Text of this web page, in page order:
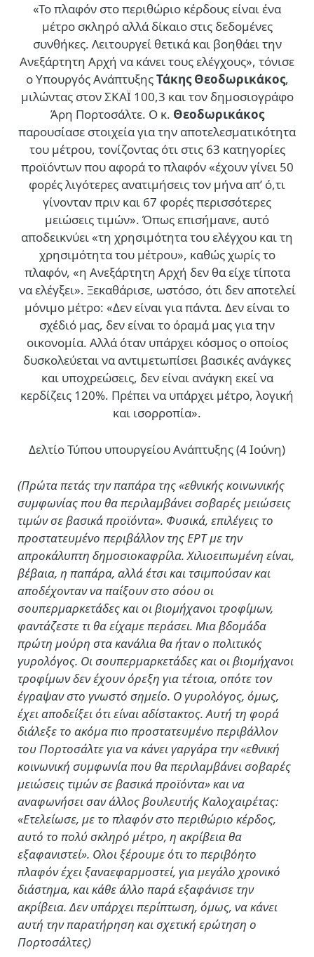
«Το πλαφόν στο περιθώριο κέρδους είναι ένα
μέτρο σκληρό αλλά δίκαιο στις δεδομένες
συνθήκες. Λειτουργεί θετικά και βοηθάει την
Ανεξάρτητη Αρχή να κάνει τους ελέγχους», τόνισε
ο Υπουργός ΑνάπτυξηςΤάκης Θεοδωρικάκος,
μιλώντας στον ΣΚΑΪ 100,3 και τον δημοσιογράφο
Άρη Πορτοσάλτε. Ο κ. Θεοδωρικάκος
παρουσίασε στοιχεία για την αποτελεσματικότητα
του μέτρου, τονίζοντας ότι στις 63 κατηγορίες
προϊόντων που αφορά το πλαφόν «έχουν γίνει 50
φορές λιγότερες ανατιμήσεις τον μήνα απ’ ό,τι
γίνονταν πριν και 67 φορές περισσότερες
μειώσεις τιμών». Όπως επισήμανε, αυτό
αποδεικνύει «τη χρησιμότητα του ελέγχου και τη
χρησιμότητα του μέτρου», καθώς χωρίς το
πλαφόν, «η Ανεξάρτητη Αρχή δεν θα είχε τίποτα
να ελέγξει». Ξεκαθάρισε, ωστόσο, ότι δεν αποτελεί
μόνιμο μέτρο: «Δεν είναι για πάντα. Δεν είναι το
σχέδιό μας, δεν είναι το όραμά μας για την
οικονομία. Αλλά όταν υπάρχει κόσμος ο οποίος
δυσκολεύεται να αντιμετωπίσει βασικές ανάγκες
και υποχρεώσεις, δεν είναι ανάγκη εκεί να
κερδίζεις 120%. Πρέπει να υπάρχει μέτρο, λογική
και ισορροπία».
Δελτίο Τύπου υπουργείου Ανάπτυξης (4 Ιούνη)
(Πρώτα πετάς την παπάρα της «εθνικής κοινωνικής
συμφωνίας που θα περιλαμβάνει σοβαρές μειώσεις
τιμών σε βασικά προϊόντα». Φυσικά, επιλέγεις το
προστατευμένο περιβάλλον της ΕΡΤ με την
απροκάλυπτη δημοσιοκαφρίλα. Χιλιοειπωμένη είναι,
βέβαια, η παπάρα, αλλά έτσι και τσιμπούσαν και
αποδέχονταν να παίξουν στο σόου οι
σουπερμαρκετάδες και οι βιομήχανοι τροφίμων,
φαντάζεστε τι θα είχαμε περάσει. Μια βδομάδα
πρώτη μούρη στα κανάλια θα ήταν ο πολιτικός
γυρολόγος. Οι σουπερμαρκετάδες και οι βιομήχανοι
τροφίμων δεν έχουν όρεξη για τέτοια, οπότε τον
έγραψαν στο γνωστό σημείο. Ο γυρολόγος, όμως,
έχει αποδείξει ότι είναι αδίστακτος. Αυτή τη φορά
διάλεξε το ακόμα πιο προστατευμένο περιβάλλον
του Πορτοσάλτε για να κάνει γαργάρα την «εθνική
κοινωνική συμφωνία που θα περιλαμβάνει σοβαρές
μειώσεις τιμών σε βασικά προϊόντα» και να
αναφωνήσει σαν άλλος βουλευτής Καλοχαιρέτας:
«Ετελείωσε, με το πλαφόν στο περιθώριο κέρδος,
αυτό το πολύ σκληρό μέτρο, η ακρίβεια θα
εξαφανιστεί». Ολοι ξέρουμε ότι το περιβόητο
πλαφόν έχει ξαναεφαρμοστεί, για μεγάλο χρονικό
διάστημα, και κάθε άλλο παρά εξαφάνισε την
ακρίβεια. Δεν υπάρχει περίπτωση, όμως, να κάνει
αυτή την παρατήρηση και σχετική ερώτηση ο
Πορτοσάλτες)